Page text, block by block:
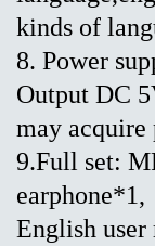
kinds of
8. Power
Output DC
may acquire
9.Full set:
earphone*1,
English